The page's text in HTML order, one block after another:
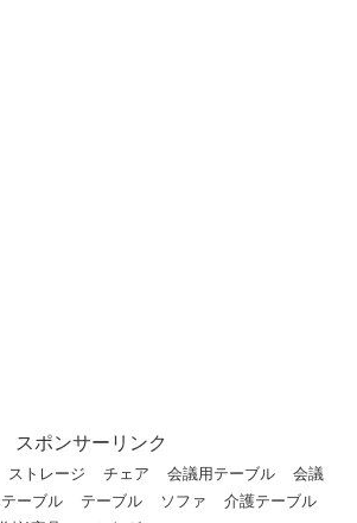
スポンサーリンク
ストレージ チェア 会議用テーブル
会議
ーブル テーブル ソファ
介護テーブル